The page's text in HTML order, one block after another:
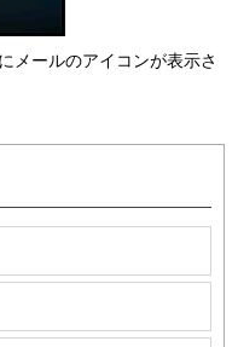
メールのアイコンが表示さ